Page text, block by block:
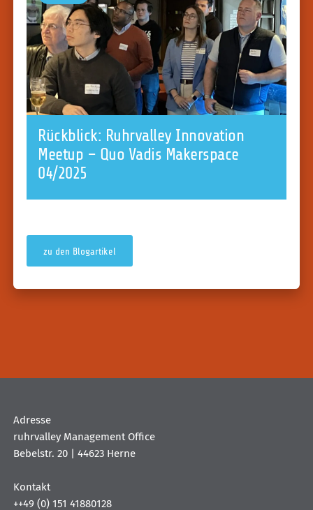
Rückblick: Ruhrvalley Innovation
Meetup – Quo Vadis Makerspace
04/2025
zu den Blogartikel
Adresse
ruhrvalley Management Office
Bebelstr. 20 | 44623 Herne
Kontakt
++49 (0) 151 41880128